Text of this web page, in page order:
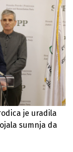
je uradila
sumnja da